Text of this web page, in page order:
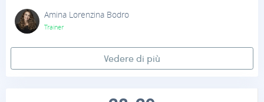
Amina Lorenzina Bodro
Trainer
Vedere di più